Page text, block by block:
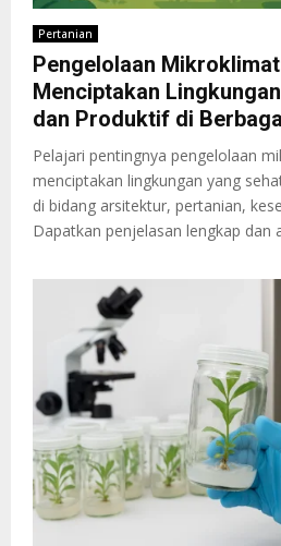
Pertanian
Pengelolaan
Menciptakan
dan Produktif di
Pelajari pentingnya pengelolaan
menciptakan lingkungan yang
di bidang arsitektur, pertanian,
Dapatkan penjelasan lengkap dan